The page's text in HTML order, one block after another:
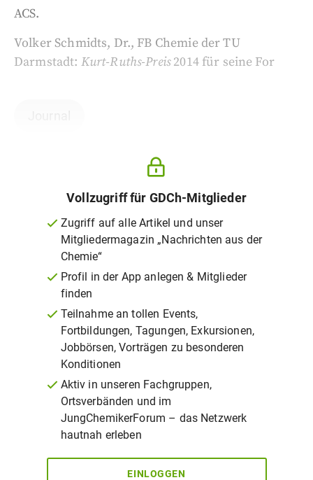
ACS.
Volker Schmidts, Dr., FB Chemie der TU
Darmstadt: Kurt-Ruths-Preis2014 für seine For
Vollzugriff für GDCh-Mitglieder
Zugriff auf alle Artikel und unser
Mitgliedermagazin „Nachrichten aus der
Chemie“
Profil in der App anlegen & Mitglieder
finden
Teilnahme an tollen Events,
Fortbildungen, Tagungen, Exkursionen,
Jobbörsen, Vorträgen zu besonderen
Konditionen
Aktiv in unseren Fachgruppen,
Ortsverbänden und im
JungChemikerForum – das Netzwerk
hautnah erleben
EINLOGGEN